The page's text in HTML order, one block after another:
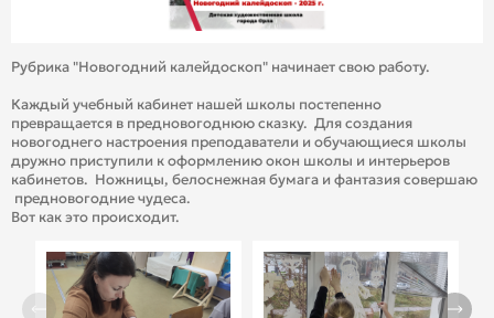
Рубрика "Новогодний калейдоскоп" начинает свою работу.
Каждый учебный кабинет нашей школы постепенно
превращается в предновогоднюю сказку. Для создания
новогоднего настроения преподаватели и обучающиеся школы
дружно приступили к оформлению окон школы и интерьеров
кабинетов. Ножницы, белоснежная бумага и фантазия совершаю
предновогодние чудеса.
Вот как это происходит.